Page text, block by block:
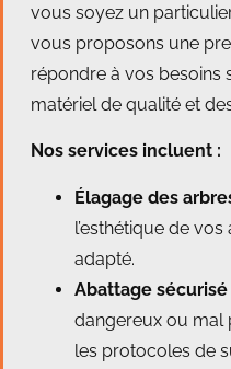
vous soyez un
vous proposons une
répondre à vos besoins
matériel de qualité et
Nos services incluent :
Élagage des
l’esthétique de
adapté.
Abattage sécurisé
dangereux ou mal
les protocoles de